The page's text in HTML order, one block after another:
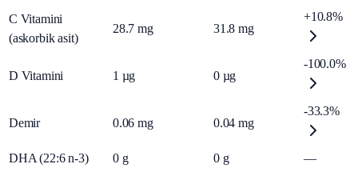
C Vitamini
(askorbik asit)
28.7 mg 31.8 mg
+10.8%
D Vitamini 1 µg 0 µg
-100.0%
Demir 0.06 mg 0.04 mg
-33.3%
DHA (22:6 n-3) 0 g 0 g —